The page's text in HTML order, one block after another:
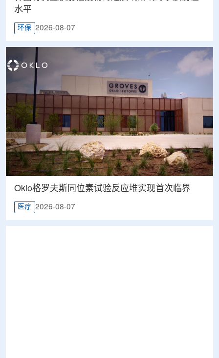
水平
环保 2026-08-07
Oklo格罗夫斯同位素试验反应堆实现首次临界
医疗 2026-08-07